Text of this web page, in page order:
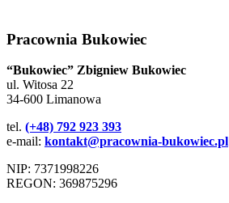
Pracownia Bukowiec
“Bukowiec” Zbigniew Bukowiec
ul. Witosa 22
34-600 Limanowa
tel. (+48) 792 923 393
e-mail: kontakt@pracownia-bukowiec.pl
NIP: 7371998226
REGON: 369875296